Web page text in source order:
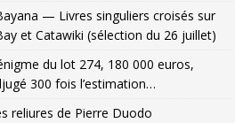
— Livres singuliers croisés sur
et Catawiki (sélection du 26 juillet)
du lot 274, 180 000 euros,
300 fois l’estimation…
reliures de Pierre Duodo